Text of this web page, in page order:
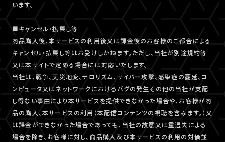
います。
■キャンセル・払戻し等
商品購入後、本サービスの利用後又は課金後のお客様のご都合による
キャンセル・払戻し等はお受けしかねます。ただし、当社が別途規約等
又は本サイトで定める場合には対応いたします。
当社は、戦争、天災地変、テロリズム、サイバー攻撃、感染症の蔓延、コ
ンピュータ又はネットワークにおけるバグの発生その他の当社が支配
し得ない事由により本サービスを提供できなかった場合や、お客様が商
品の購入、本サービスの利用（本配信コンテンツの視聴を含みます。）又
は課金ができなかった場合であっても、当社の故意又は重過失による
場合を除き、お客様に対し、商品購入及び本サービスの利用の対価並